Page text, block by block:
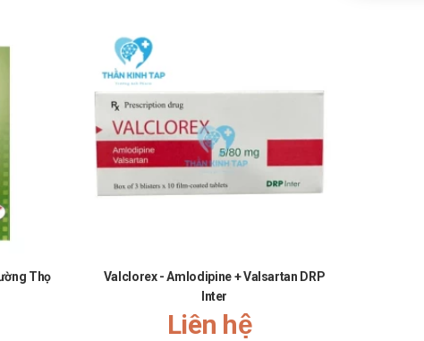
Thọ
Valclorex - Amlodipine + Valsartan DRP
Inter
Liên hệ